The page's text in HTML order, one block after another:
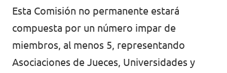
Esta Comisión no permanente estará
compuesta por un número impar de
miembros, al menos 5, representando
Asociaciones de Jueces, Universidades y